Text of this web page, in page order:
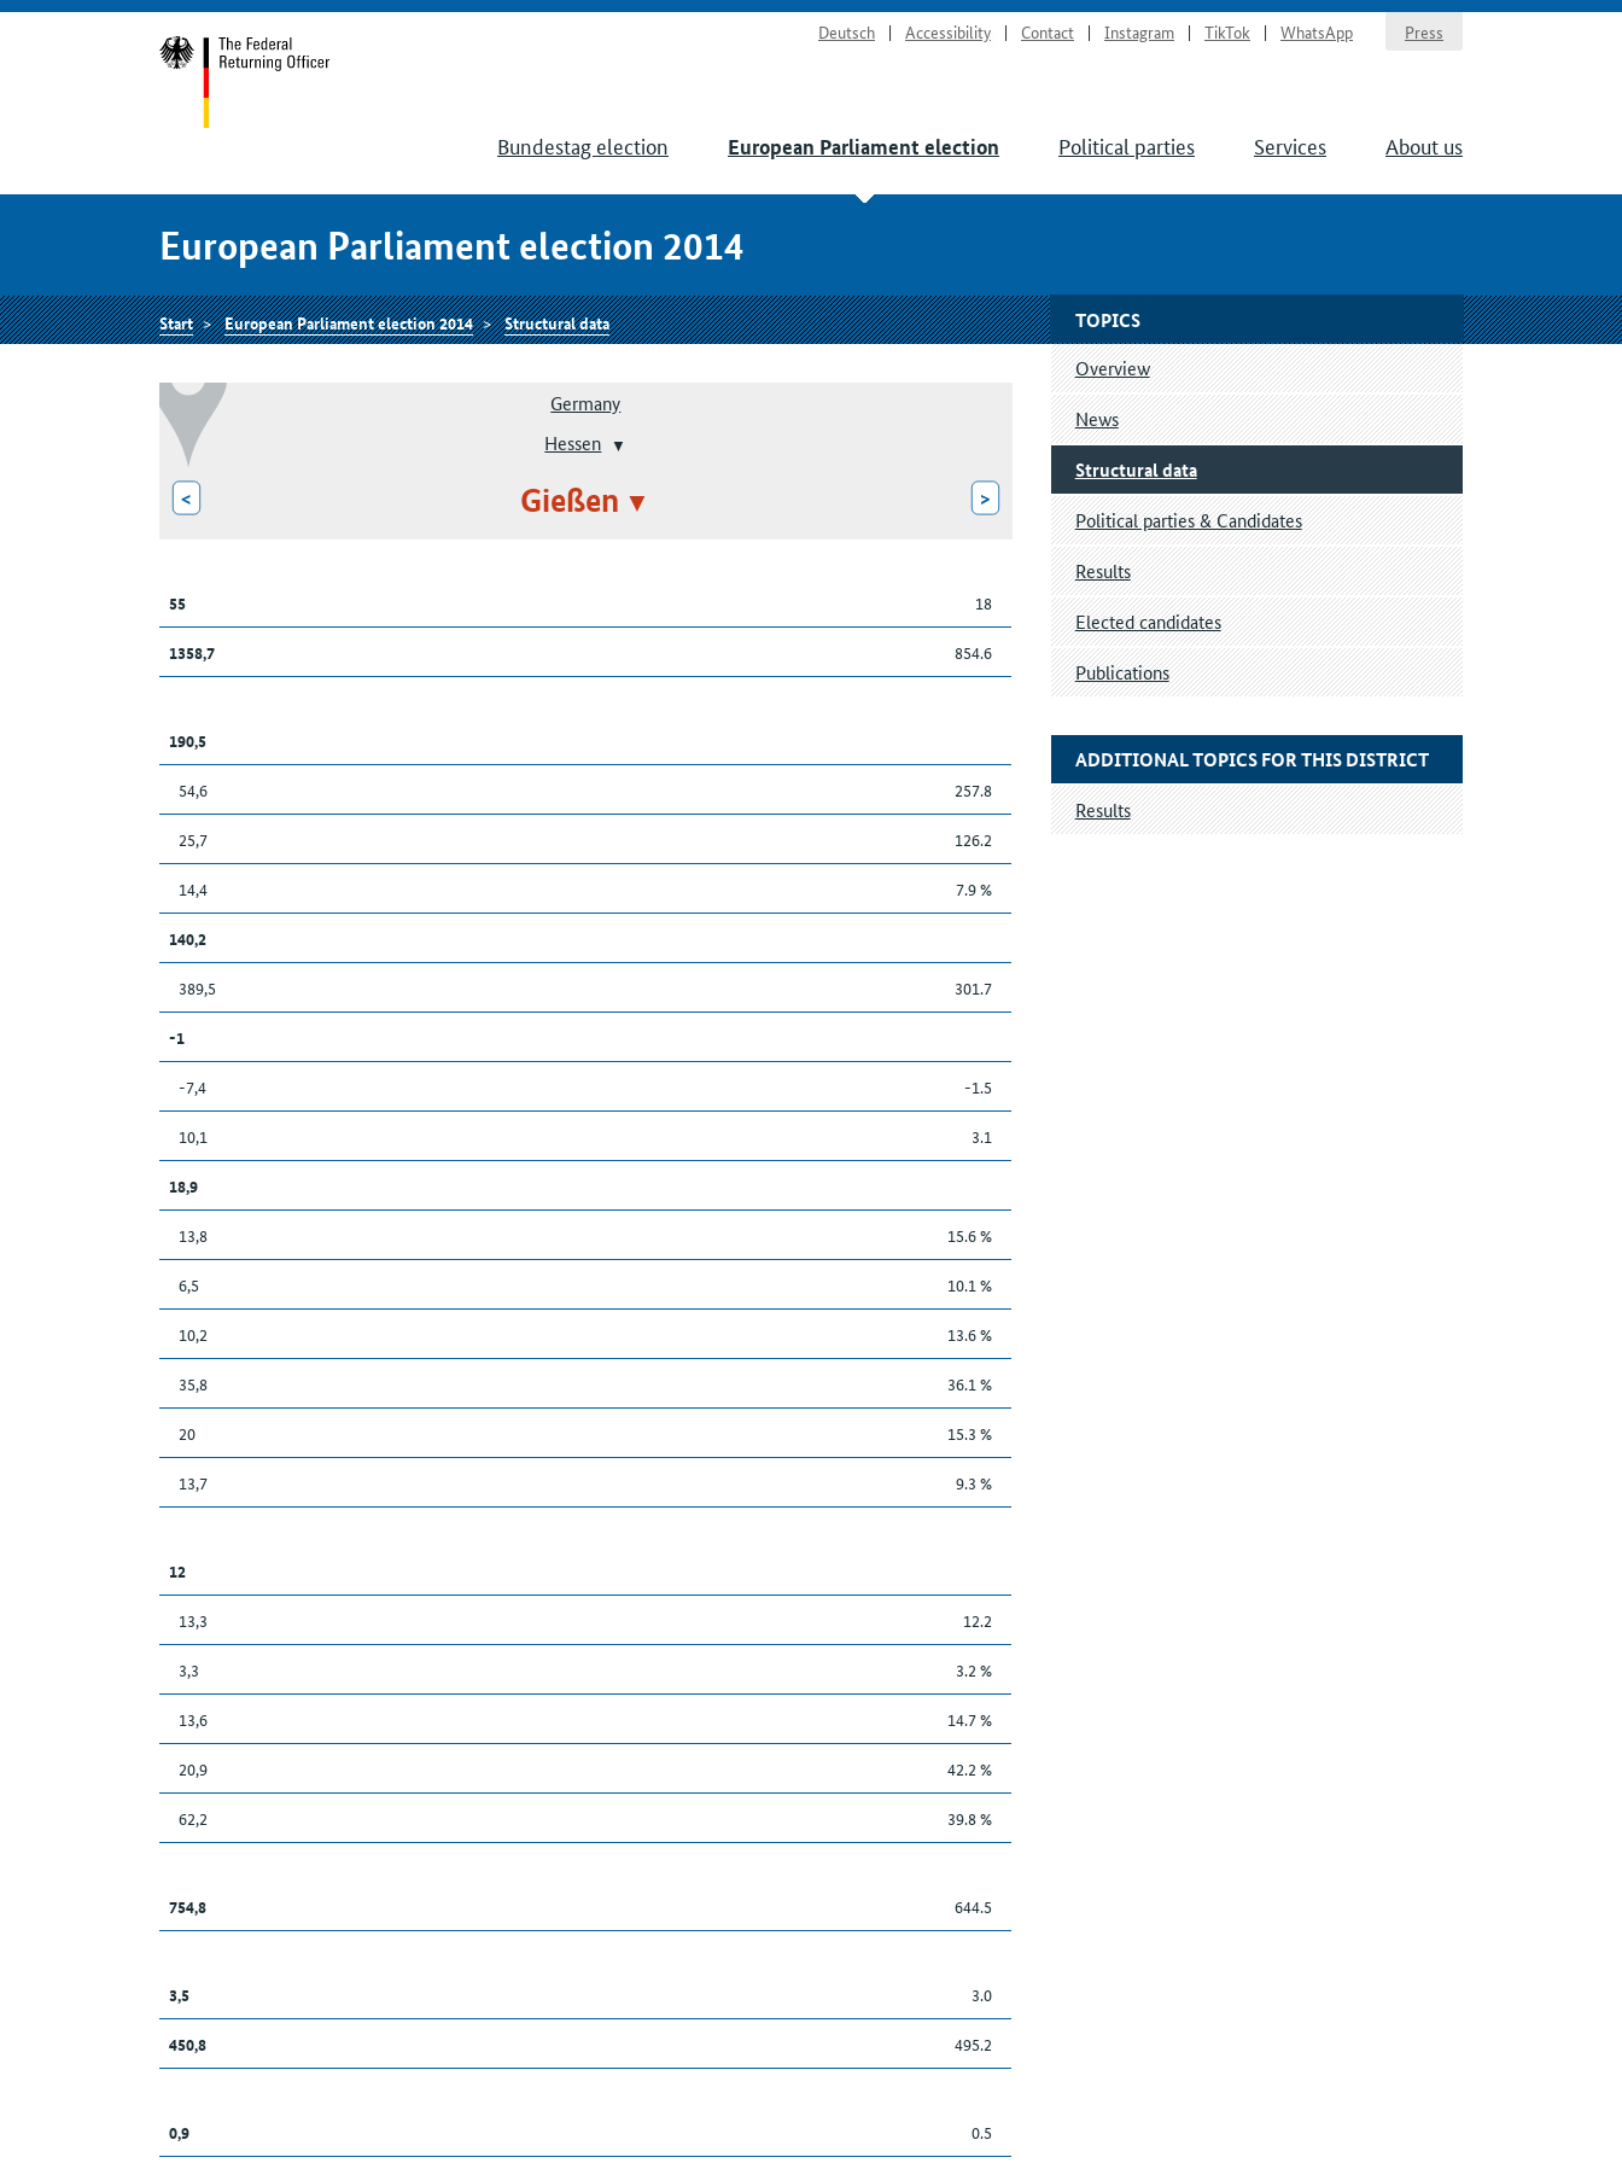
Deutsch Accessibility Contact Instagram TikTok WhatsApp Press
Bundestag election European Parliament election Political parties Services About us
European Parliament election 2014
Start European Parliament election 2014 Structural data
Germany
Hessen
< Gießen >
55 18
1358,7 854.6
190,5
54,6 257.8
25,7 126.2
14,4 7.9 %
140,2
389,5 301.7
-1
-7,4 -1.5
10,1 3.1
18,9
13,8 15.6 %
6,5 10.1 %
10,2 13.6 %
35,8 36.1 %
20 15.3 %
13,7 9.3 %
12
13,3 12.2
3,3 3.2 %
13,6 14.7 %
20,9 42.2 %
62,2 39.8 %
754,8 644.5
3,5 3.0
450,8 495.2
0,9 0.5
TOPICS
Overview
News
Structural data
Political parties & Candidates
Results
Elected candidates
Publications
ADDITIONAL TOPICS FOR THIS DISTRICT
Results